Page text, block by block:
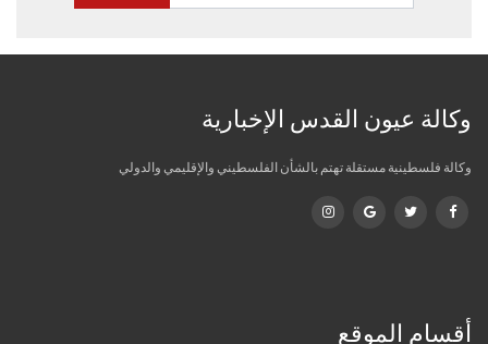
وكالة عيون القدس الإخبارية
وكالة فلسطينية مستقلة تهتم بالشأن الفلسطيني والإقليمي والدولي
أقسام الموقع